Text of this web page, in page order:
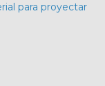
para proyectar